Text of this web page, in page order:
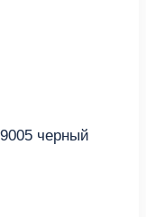
черный